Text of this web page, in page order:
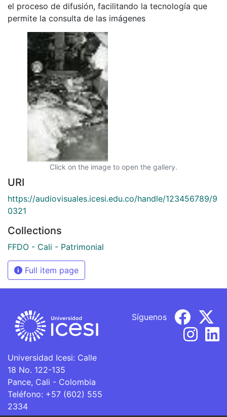
el proceso de difusión, facilitando la tecnología que
permite la consulta de las imágenes
Click on the image to open the gallery.
URI
https://audiovisuales.icesi.edu.co/handle/123456789/9
0321
Collections
FFDO - Cali - Patrimonial
Full item page
Universidad Icesi: Calle
18 No. 122-135
Pance, Cali - Colombia
Teléfono: +57 (602) 555
2334
Síguenos